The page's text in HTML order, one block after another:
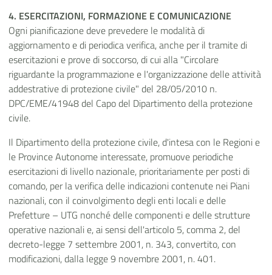
4. ESERCITAZIONI, FORMAZIONE E COMUNICAZIONE
Ogni pianificazione deve prevedere le modalità di
aggiornamento e di periodica verifica, anche per il tramite di
esercitazioni e prove di soccorso, di cui alla "Circolare
riguardante la programmazione e l'organizzazione delle attività
addestrative di protezione civile" del 28/05/2010 n.
DPC/EME/41948 del Capo del Dipartimento della protezione
civile.
Il Dipartimento della protezione civile, d'intesa con le Regioni e
le Province Autonome interessate, promuove periodiche
esercitazioni di livello nazionale, prioritariamente per posti di
comando, per la verifica delle indicazioni contenute nei Piani
nazionali, con il coinvolgimento degli enti locali e delle
Prefetture – UTG nonché delle componenti e delle strutture
operative nazionali e, ai sensi dell'articolo 5, comma 2, del
decreto-legge 7 settembre 2001, n. 343, convertito, con
modificazioni, dalla legge 9 novembre 2001, n. 401.